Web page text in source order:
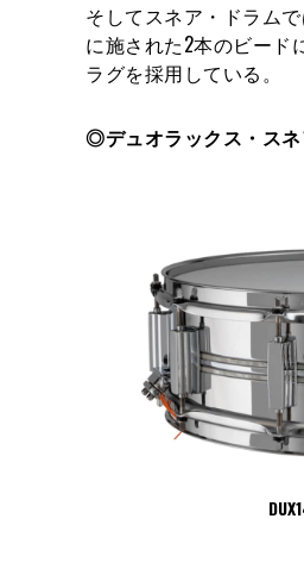
そしてスネア・ドラム
に施された2本のビード
ラグを採用している。
◎デュオラックス・ス